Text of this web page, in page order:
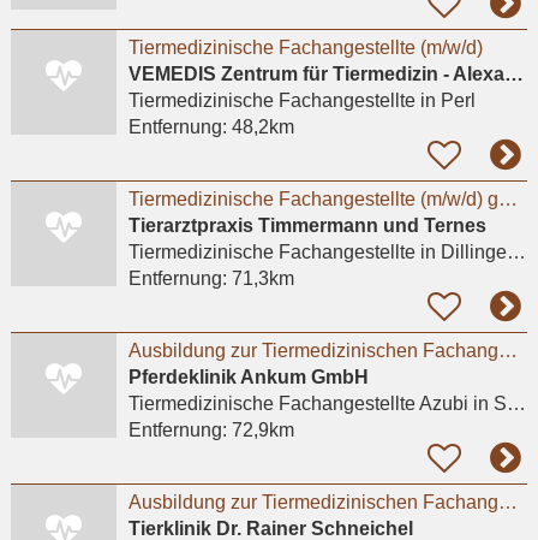
Tiermedizinische Fachangestellte (m/w/d)
VEMEDIS Zentrum für Tiermedizin - Alexander Weber
Tiermedizinische Fachangestelltein Perl
Entfernung: 48,2km
Tiermedizinische Fachangestellte (m/w/d) gesucht/Teilzeit oder Vollzeit – Raum Saarlouis /
Tierarztpraxis Timmermann und Ternes
Tiermedizinische Fachangestelltein Dillingen/Saar
Entfernung: 71,3km
Ausbildung zur Tiermedizinischen Fachangestellten / TFA (m/w/d) 2027
Pferdeklinik Ankum GmbH
Tiermedizinische Fachangestellte Azubi in Sankt Johann
Entfernung: 72,9km
Ausbildung zur Tiermedizinischen Fachangestellten / TFA (m/w/d) 2027
Tierklinik Dr. Rainer Schneichel